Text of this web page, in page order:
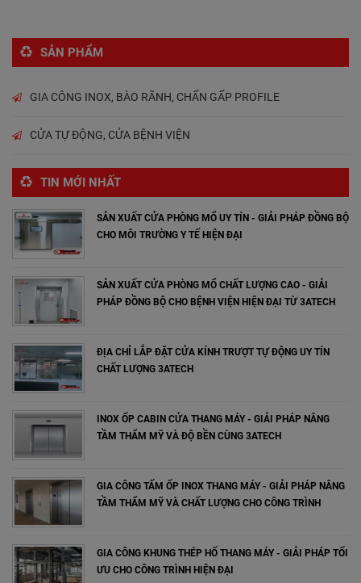
SẢN PHẨM
GIA CÔNG INOX, BÀO RÃNH, CHẤN GẤP PROFILE
CỬA TỰ ĐỘNG, CỬA BỆNH VIỆN
TIN MỚI NHẤT
SẢN XUẤT CỬA PHÒNG MỔ UY TÍN - GIẢI PHÁP ĐỒNG BỘ
CHO MÔI TRƯỜNG Y TẾ HIỆN ĐẠI
SẢN XUẤT CỬA PHÒNG MỔ CHẤT LƯỢNG CAO - GIẢI
PHÁP ĐỒNG BỘ CHO BỆNH VIỆN HIỆN ĐẠI TỪ 3ATECH
ĐỊA CHỈ LẮP ĐẶT CỬA KÍNH TRƯỢT TỰ ĐỘNG UY TÍN
CHẤT LƯỢNG 3ATECH
INOX ỐP CABIN CỬA THANG MÁY - GIẢI PHÁP NÂNG
TẦM THẨM MỸ VÀ ĐỘ BỀN CÙNG 3ATECH
GIA CÔNG TẤM ỐP INOX THANG MÁY - GIẢI PHÁP NÂNG
TẦM THẨM MỸ VÀ CHẤT LƯỢNG CHO CÔNG TRÌNH
GIA CÔNG KHUNG THÉP HỐ THANG MÁY - GIẢI PHÁP TỐI
ƯU CHO CÔNG TRÌNH HIỆN ĐẠI